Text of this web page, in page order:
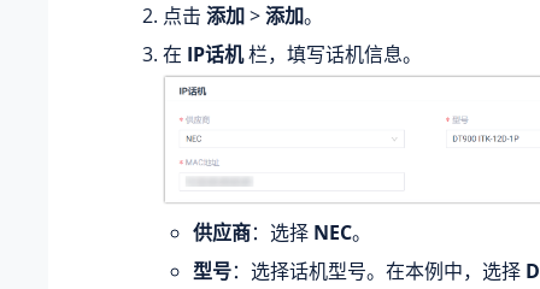
点击 添加>添加。
在 IP话机栏，填写话机信息。
供应商：选择 NEC。
型号：选择话机型号。在本例中，选择